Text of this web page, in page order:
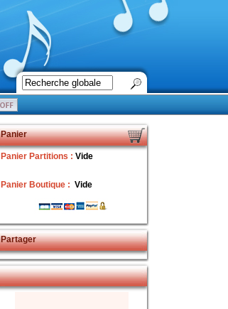
Panier
Panier Partitions : Vide
Panier Boutique : Vide
Partager